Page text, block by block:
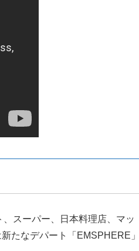
スーパー、日本料理店、マッ
たなデパート「EMSPHERE」